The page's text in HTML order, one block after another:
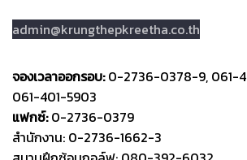
admin@krungthepkreetha.co.th
จองเวลาออกรอบ:0-2736-0378-9, 061-
061-401-5903
แฟกซ์:0-2736-0379
สำนักงาน: 0-2736-1662-3